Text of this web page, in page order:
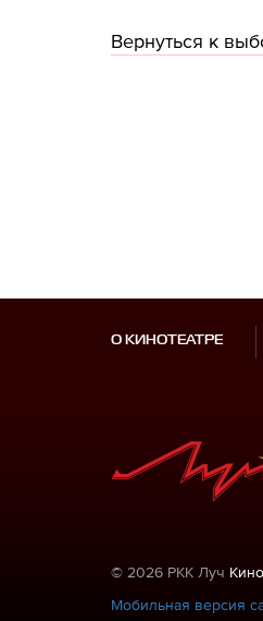
Вернуться к
О КИНОТЕАТРЕ
© 2026 РКК Луч
Мобильная версия